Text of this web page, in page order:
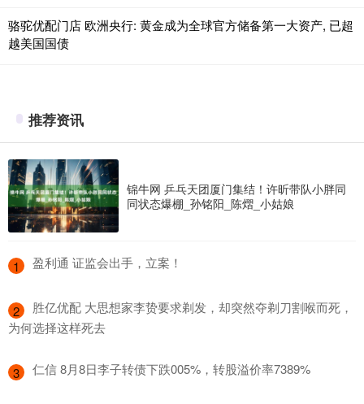
骆驼优配门店 欧洲央行: 黄金成为全球官方储备第一大资产, 已超
越美国国债
推荐资讯
锦牛网 乒乓天团厦门集结！许昕带队小胖同
同状态爆棚_孙铭阳_陈熠_小姑娘
1 ​盈利通 证监会出手，立案！
2
​胜亿优配 大思想家李贽要求剃发，却突然夺剃刀割喉而死，
为何选择这样死去
3 ​仁信 8月8日李子转债下跌005%，转股溢价率7389%